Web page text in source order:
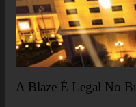
A Blaze É Legal No